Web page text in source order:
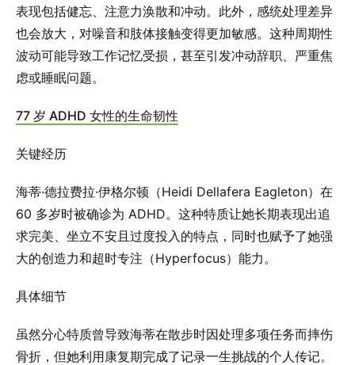
表现包括健忘、注意力涣散和冲动。此外，感统处理差异
也会放大，对噪音和肢体接触变得更加敏感。这种周期性
波动可能导致工作记忆受损，甚至引发冲动辞职、严重焦
虑或睡眠问题。
77 岁 ADHD 女性的生命韧性
关键经历
海蒂·德拉费拉·伊格尔顿（Heidi Dellafera Eagleton）在
60 多岁时被确诊为 ADHD。这种特质让她长期表现出追
求完美、坐立不安且过度投入的特点，同时也赋予了她强
大的创造力和超时专注（Hyperfocus）能力。
具体细节
虽然分心特质曾导致海蒂在散步时因处理多项任务而摔伤
骨折，但她利用康复期完成了记录一生挑战的个人传记。